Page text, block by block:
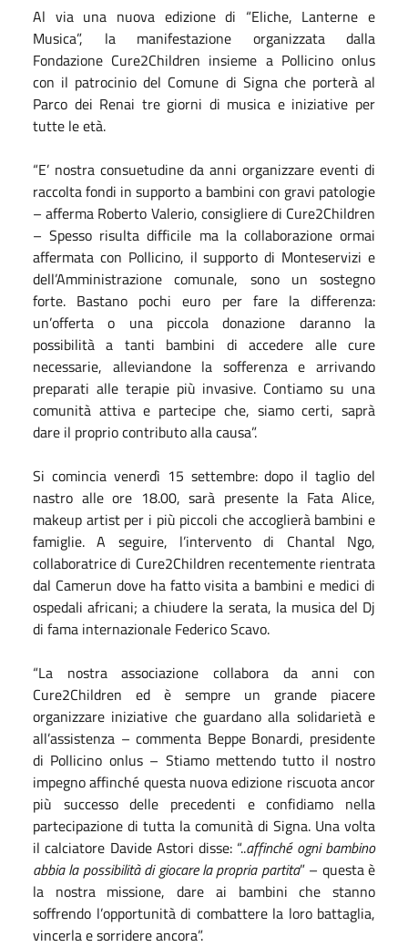
Al via una nuova edizione di “Eliche, Lanterne e
Musica”, la manifestazione organizzata dalla
Fondazione Cure2Children insieme a Pollicino onlus
con il patrocinio del Comune di Signa che porterà al
Parco dei Renai tre giorni di musica e iniziative per
tutte le età.
“E’ nostra consuetudine da anni organizzare eventi di
raccolta fondi in supporto a bambini con gravi patologie
– afferma Roberto Valerio, consigliere di Cure2Children
– Spesso risulta difficile ma la collaborazione ormai
affermata con Pollicino, il supporto di Monteservizi e
dell’Amministrazione comunale, sono un sostegno
forte. Bastano pochi euro per fare la differenza:
un’offerta o una piccola donazione daranno la
possibilità a tanti bambini di accedere alle cure
necessarie, alleviandone la sofferenza e arrivando
preparati alle terapie più invasive. Contiamo su una
comunità attiva e partecipe che, siamo certi, saprà
dare il proprio contributo alla causa”.
Si comincia venerdì 15 settembre: dopo il taglio del
nastro alle ore 18.00, sarà presente la Fata Alice,
makeup artist per i più piccoli che accoglierà bambini e
famiglie. A seguire, l’intervento di Chantal Ngo,
collaboratrice di Cure2Children recentemente rientrata
dal Camerun dove ha fatto visita a bambini e medici di
ospedali africani; a chiudere la serata, la musica del Dj
di fama internazionale Federico Scavo.
“La nostra associazione collabora da anni con
Cure2Children ed è sempre un grande piacere
organizzare iniziative che guardano alla solidarietà e
all’assistenza – commenta Beppe Bonardi, presidente
di Pollicino onlus – Stiamo mettendo tutto il nostro
impegno affinché questa nuova edizione riscuota ancor
più successo delle precedenti e confidiamo nella
partecipazione di tutta la comunità di Signa. Una volta
il calciatore Davide Astori disse: “..affinché ogni bambino
abbia la possibilità di giocare la propria partita” – questa è
la nostra missione, dare ai bambini che stanno
soffrendo l’opportunità di combattere la loro battaglia,
vincerla e sorridere ancora”.